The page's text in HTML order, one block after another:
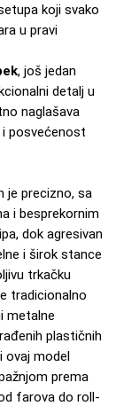
koji svako
u pravi
, još jedan
detalj u
naglašava
posvećenost
je precizno, sa
i besprekornim
dok agresivan
i širok stance
trkačku
tradicionalno
metalne
plastičnih
ovaj model
prema
farova do roll-